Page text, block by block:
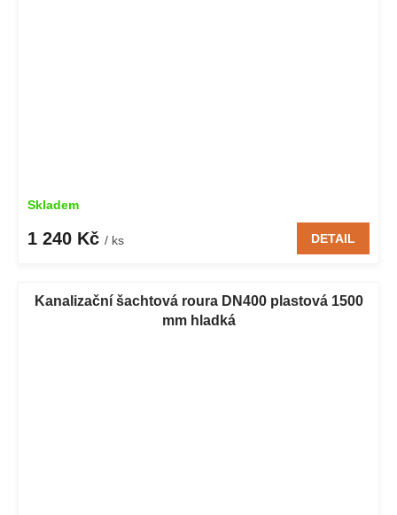
Skladem
1 240 Kč / ks DETAIL
Kanalizační šachtová roura DN400 plastová 1500
mm hladká